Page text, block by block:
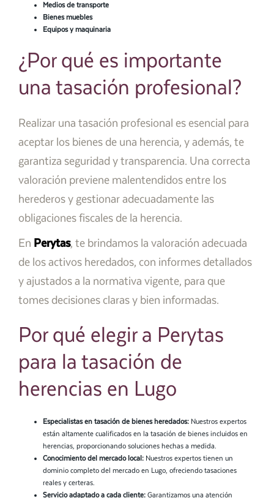
Medios de transporte
Bienes muebles
Equipos y maquinaria
¿Por qué es importante
una tasación profesional?
Realizar una tasación profesional es esencial para
aceptar los bienes de una herencia, y además, te
garantiza seguridad y transparencia. Una correcta
valoración previene malentendidos entre los
herederos y gestionar adecuadamente las
obligaciones fiscales de la herencia.
En Perytas, te brindamos la valoración adecuada
de los activos heredados, con informes detallados
y ajustados a la normativa vigente, para que
tomes decisiones claras y bien informadas.
Por qué elegir a Perytas
para la tasación de
herencias en Lugo
Especialistas en tasación de bienes heredados: Nuestros expertos
están altamente cualificados en la tasación de bienes incluidos en
herencias, proporcionando soluciones hechas a medida.
Conocimiento del mercado local: Nuestros expertos tienen un
dominio completo del mercado en Lugo, ofreciendo tasaciones
reales y certeras.
Servicio adaptado a cada cliente: Garantizamos una atención